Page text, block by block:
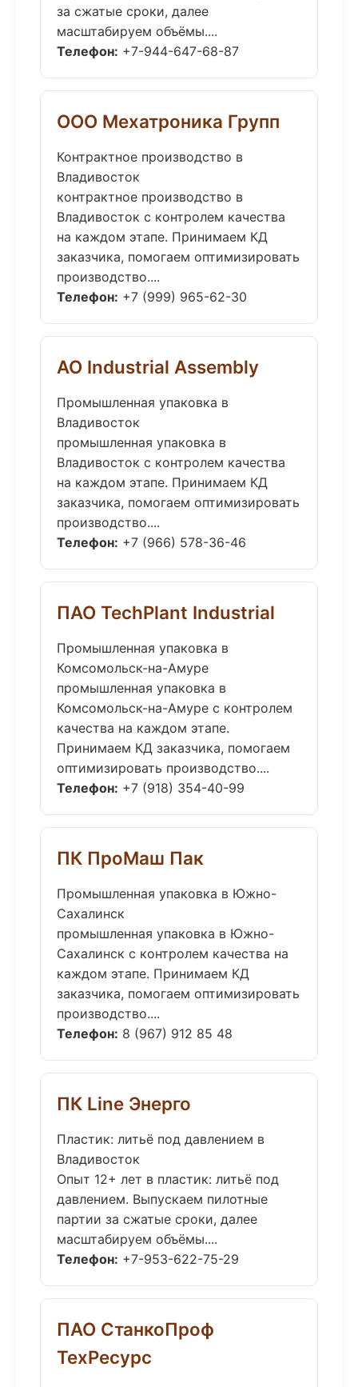
за сжатые сроки, далее
масштабируем объёмы....
Телефон: +7-944-647-68-87
ООО Мехатроника Групп
Контрактное производство в
Владивосток
контрактное производство в
Владивосток с контролем качества
на каждом этапе. Принимаем КД
заказчика, помогаем оптимизировать
производство....
Телефон: +7 (999) 965-62-30
АО Industrial Assembly
Промышленная упаковка в
Владивосток
промышленная упаковка в
Владивосток с контролем качества
на каждом этапе. Принимаем КД
заказчика, помогаем оптимизировать
производство....
Телефон: +7 (966) 578-36-46
ПАО TechPlant Industrial
Промышленная упаковка в
Комсомольск-на-Амуре
промышленная упаковка в
Комсомольск-на-Амуре с контролем
качества на каждом этапе.
Принимаем КД заказчика, помогаем
оптимизировать производство....
Телефон: +7 (918) 354-40-99
ПК ПроМаш Пак
Промышленная упаковка в Южно-
Сахалинск
промышленная упаковка в Южно-
Сахалинск с контролем качества на
каждом этапе. Принимаем КД
заказчика, помогаем оптимизировать
производство....
Телефон: 8 (967) 912 85 48
ПК Line Энерго
Пластик: литьё под давлением в
Владивосток
Опыт 12+ лет в пластик: литьё под
давлением. Выпускаем пилотные
партии за сжатые сроки, далее
масштабируем объёмы....
Телефон: +7-953-622-75-29
ПАО СтанкоПроф
ТехРесурс